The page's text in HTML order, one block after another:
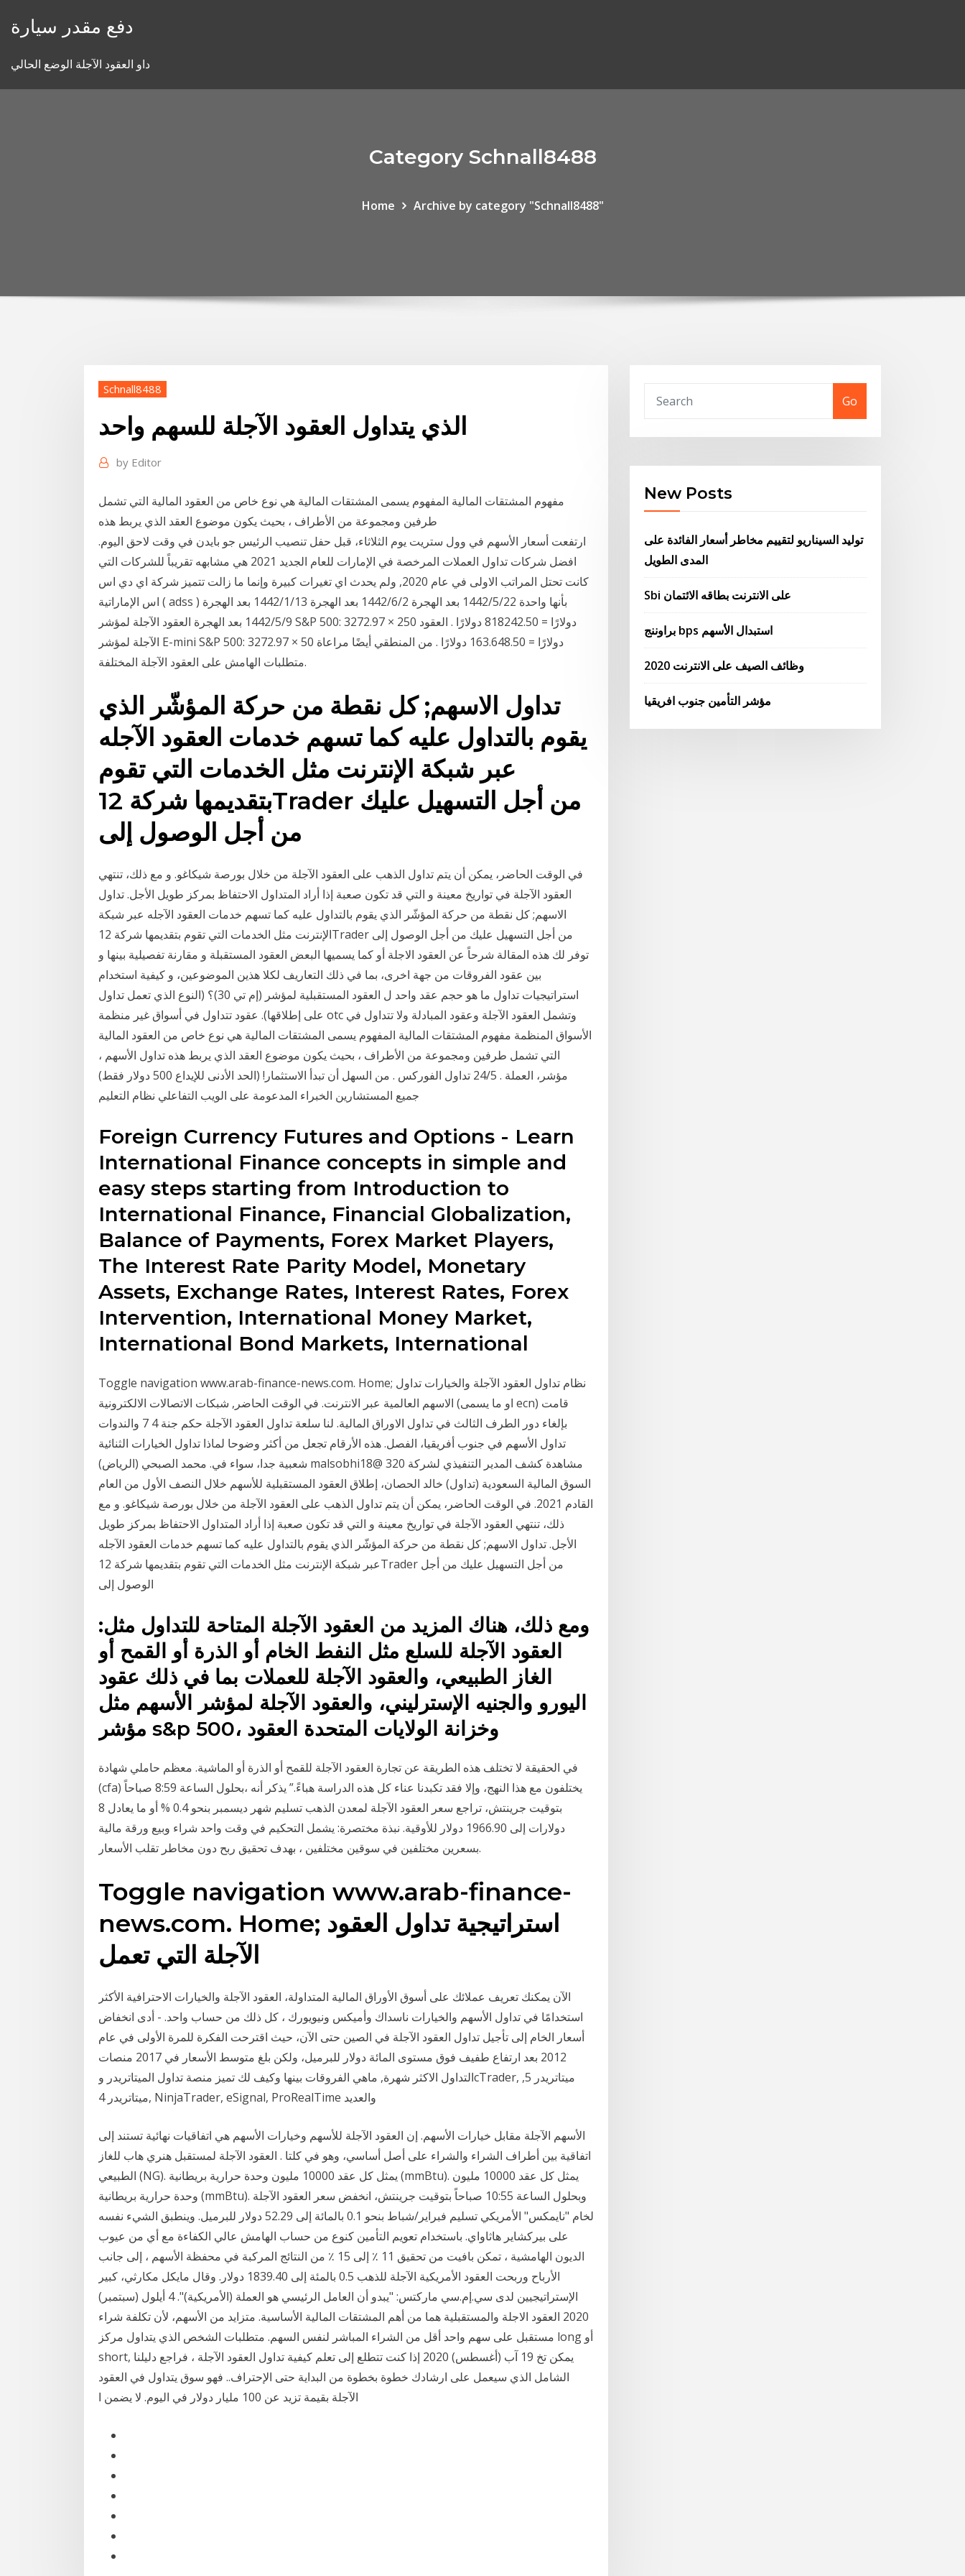
دفع مقدر سيارة
داو العقود الآجلة الوضع الحالي
Category Schnall8488
Home Archive by category "Schnall8488"
Schnall8488
الذي يتداول العقود الآجلة للسهم واحد
by Editor
مفهوم المشتقات المالية المفهوم يسمى المشتقات المالية هي نوع خاص من العقود المالية التي تشمل
طرفين ومجموعة من الأطراف ، بحيث يكون موضوع العقد الذي يربط هذه
ارتفعت أسعار الأسهم في وول ستريت يوم الثلاثاء، قبل حفل تنصيب الرئيس جو بايدن في وقت لاحق اليوم.
افضل شركات تداول العملات المرخصة في الإمارات للعام الجديد 2021 هي مشابهه تقريباً للشركات التي
كانت تحتل المراتب الاولى في عام 2020, ولم يحدث اي تغيرات كبيرة وإنما ما زالت تتميز شركة اي دي اس
اس الإماراتية ( adss ) بأنها واحدة 22‏‏/5‏‏/1442 بعد الهجرة 2‏‏/6‏‏/1442 بعد الهجرة 13‏‏/1‏‏/1442 بعد الهجرة
9‏‏/5‏‏/1442 بعد الهجرة العقود الآجلة لمؤشر S&P 500: 3272.97 × 250 دولارًا = 818242.50 دولارًا . العقود
الآجلة لمؤشر E-mini S&P 500: 3272.97 × 50 دولارًا = 163.648.50 دولارًا . من المنطقي أيضًا مراعاة
متطلبات الهامش على العقود الآجلة المختلفة.
تداول الاسهم; كل نقطة من حركة المؤشّر الذي
يقوم بالتداول عليه كما تسهم خدمات العقود الآجله
عبر شبكة الإنترنت مثل الخدمات التي تقوم
بتقديمها شركة 12Trader من أجل التسهيل عليك
من أجل الوصول إلى
في الوقت الحاضر، يمكن أن يتم تداول الذهب على العقود الآجلة من خلال بورصة شيكاغو. و مع ذلك، تنتهي
العقود الآجلة في تواريخ معينة و التي قد تكون صعبة إذا أراد المتداول الاحتفاظ بمركز طويل الأجل. تداول
الاسهم; كل نقطة من حركة المؤشّر الذي يقوم بالتداول عليه كما تسهم خدمات العقود الآجله عبر شبكة
الإنترنت مثل الخدمات التي تقوم بتقديمها شركة 12Trader من أجل التسهيل عليك من أجل الوصول إلى
توفر لك هذه المقالة شرحاً عن العقود الاجلة أو كما يسميها البعض العقود المستقبلة و مقارنة تفصيلية بينها و
بين عقود الفروقات من جهة اخرى، بما في ذلك التعاريف لكلا هذين الموضوعين، و كيفية استخدام
استراتيجيات تداول ما هو حجم عقد واحد ل العقود المستقبلية لمؤشر (إم تي 30)؟ (النوع الذي تعمل تداول
على إطلاقها). عقود تتداول في أسواق غير منظمة otc وتشمل العقود الآجلة وعقود المبادلة ولا تتداول في
الأسواق المنظمة مفهوم المشتقات المالية المفهوم يسمى المشتقات المالية هي نوع خاص من العقود المالية
التي تشمل طرفين ومجموعة من الأطراف ، بحيث يكون موضوع العقد الذي يربط هذه تداول الأسهم ،
مؤشر، العملة . 24/5 تداول الفوركس . من السهل أن تبدأ الاستثمار! (الحد الأدنى للإيداع 500 دولار فقط)
جميع المستشارين الخبراء المدعومة على الويب التفاعلي نظام التعليم
Foreign Currency Futures and Options - Learn
International Finance concepts in simple and
easy steps starting from Introduction to
International Finance, Financial Globalization,
Balance of Payments, Forex Market Players,
The Interest Rate Parity Model, Monetary
Assets, Exchange Rates, Interest Rates, Forex
Intervention, International Money Market,
International Bond Markets, International
Toggle navigation www.arab-finance-news.com. Home; نظام تداول العقود الآجلة والخيارات تداول
الاسهم العالمية عبر الانترنت. في الوقت الحاضر, شبكات الاتصالات الالكترونية (او ما يسمى ecn) قامت
بإلغاء دور الطرف الثالث في تداول الاوراق المالية. لنا سلعة تداول العقود الآجلة حكم جنة 4 7 والندوات
تداول الأسهم في جنوب أفريقيا، الفصل. هذه الأرقام تجعل من أكثر وضوحا لماذا تداول الخيارات الثنائية
شعبية جدا، سواء في. محمد الصبحي (الرياض) malsobhi18@ 320 مشاهدة كشف المدير التنفيذي لشركة
السوق المالية السعودية (تداول) خالد الحصان، إطلاق العقود المستقبلية للأسهم خلال النصف الأول من العام
القادم 2021. في الوقت الحاضر، يمكن أن يتم تداول الذهب على العقود الآجلة من خلال بورصة شيكاغو. و مع
ذلك، تنتهي العقود الآجلة في تواريخ معينة و التي قد تكون صعبة إذا أراد المتداول الاحتفاظ بمركز طويل
الأجل. تداول الاسهم; كل نقطة من حركة المؤشّر الذي يقوم بالتداول عليه كما تسهم خدمات العقود الآجله
عبر شبكة الإنترنت مثل الخدمات التي تقوم بتقديمها شركة 12Trader من أجل التسهيل عليك من أجل
الوصول إلى
ومع ذلك، هناك المزيد من العقود الآجلة المتاحة للتداول مثل:
العقود الآجلة للسلع مثل النفط الخام أو الذرة أو القمح أو
الغاز الطبيعي، والعقود الآجلة للعملات بما في ذلك عقود
اليورو والجنيه الإسترليني، والعقود الآجلة لمؤشر الأسهم مثل
مؤشر s&p 500، وخزانة الولايات المتحدة العقود
في الحقيقة لا تختلف هذه الطريقة عن تجارة العقود الآجلة للقمح أو الذرة أو الماشية. معظم حاملي شهادة
(cfa) يختلفون مع هذا النهج، وإلا فقد تكبدنا عناء كل هذه الدراسة هباءً.” يذكر أنه ،بحلول الساعة 8:59 صباحاً
بتوقيت جرينتش، تراجع سعر العقود الآجلة لمعدن الذهب تسليم شهر ديسمبر بنحو 0.4 % أو ما يعادل 8
دولارات إلى 1966.90 دولار للأوقية. نبذة مختصرة: يشمل التحكيم في وقت واحد شراء وبيع ورقة مالية
بسعرين مختلفين في سوقين مختلفين ، بهدف تحقيق ربح دون مخاطر تقلب الأسعار.
Toggle navigation www.arab-finance-
news.com. Home; استراتيجية تداول العقود
الآجلة التي تعمل
الآن يمكنك تعريف عملائك على أسوق الأوراق المالية المتداولة، العقود الآجلة والخيارات الاحترافية الأكثر
استخدامًا في تداول الأسهم والخيارات ناسداك وأميكس ونيويورك ، كل ذلك من حساب واحد. - أدى انخفاض
أسعار الخام إلى تأجيل تداول العقود الآجلة في الصين حتى الآن، حيث اقترحت الفكرة للمرة الأولى في عام
2012 بعد ارتفاع طفيف فوق مستوى المائة دولار للبرميل، ولكن بلغ متوسط الأسعار في 2017 منصات
التداول الاكثر شهرة, ماهي الفروقات بينها وكيف لك تميز منصة تداول الميتاتريدر وcTrader, ميتاتريدر 5,
ميتاتريدر 4, NinjaTrader, eSignal, ProRealTime والعديد
الأسهم الآجلة مقابل خيارات الأسهم. إن العقود الآجلة للأسھم وخیارات الأسھم ھي اتفاقیات نھائیة تستند إلی
اتفاقیة بین أطراف الشراء والشراء علی أصل أساسي، وھو في کلتا . العقود الآجلة لمستقبل هنري هاب للغاز
الطبيعي (NG). يمثل كل عقد 10000 مليون وحدة حرارية بريطانية (mmBtu). يمثل كل عقد 10000 مليون
وحدة حرارية بريطانية (mmBtu). وبحلول الساعة 10:55 صباحاً بتوقيت جرينتش، انخفض سعر العقود الآجلة
لخام "نايمكس" الأمريكي تسليم فبراير/شباط بنحو 0.1 بالمائة إلى 52.29 دولار للبرميل. وينطبق الشيء نفسه
على بيركشاير هاثاواي. باستخدام تعويم التأمين كنوع من حساب الهامش عالي الكفاءة مع أي من عيوب
الديون الهامشية ، تمكن بافيت من تحقيق 11 ٪ إلى 15 ٪ من النتائج المركبة في محفظة الأسهم ، إلى جانب
الأرباح وربحت العقود الأمريكية الآجلة للذهب 0.5 بالمئة إلى 1839.40 دولار. وقال مايكل مكارثي، كبير
الإستراتيجيين لدى سي.إم.سي ماركتس: "يبدو أن العامل الرئيسي هو العملة (الأمريكية)". 4 أيلول (سبتمبر)
2020 العقود الاجلة والمستقبلية هما من أهم المشتقات المالية الأساسية. متزايد من الأسهم، لأن تكلفة شراء
مستقبل على سهم واحد أقل من الشراء المباشر لنفس السهم. متطلبات الشخص الذي يتداول مركز long أو
short, يمكن تخ 19 آب (أغسطس) 2020 إذا كنت تتطلع إلى تعلم كيفية تداول العقود الآجلة ، فراجع دليلنا
الشامل الذي سيعمل على ارشادك خطوة بخطوة من البداية حتى الإحتراف.. فهو سوق يتداول في العقود
الآجلة بقيمة تزيد عن 100 مليار دولار في اليوم. لا يضمن ا
Go
New Posts
توليد السيناريو لتقييم مخاطر أسعار الفائدة على
المدى الطويل
Sbi على الانترنت بطاقه الائتمان
براوننج bps استبدال الأسهم
وظائف الصيف على الانترنت 2020
مؤشر التأمين جنوب افريقيا